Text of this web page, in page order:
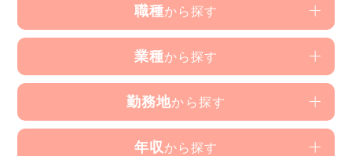
職種から探す
業種から探す
勤務地から探す
年収 から探す